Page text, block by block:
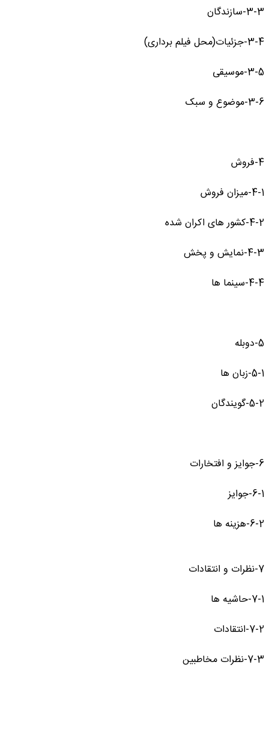
3-3-سازندگان
3-4-جزئیات(محل فیلم برداری)
3-5-موسیقی
3-6-موضوع و سبک
4-فروش
4-1-میزان فروش
4-2-کشور های اکران شده
4-3-نمایش و پخش
4-4-سینما ها
5-دوبله
5-1-زبان ها
5-2-گویندگان
6-جوایز و افتخارات
6-1-جوایز
6-2-هزینه ها
7-نظرات و انتقادات
7-1-حاشیه ها
7-2-انتقادات
7-3-نظرات مخاطبین